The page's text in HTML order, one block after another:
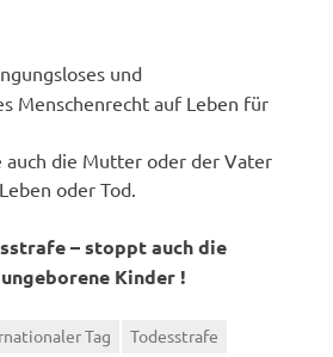
und
Menschenrecht auf Leben für
auch die Mutter oder der Vater
oder Tod.
– stoppt auch die
Kinder !
Tag Todesstrafe